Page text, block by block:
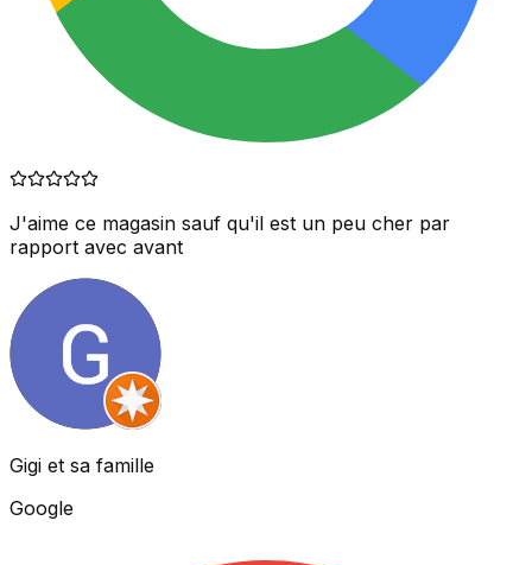
J'aime ce magasin sauf qu'il est un peu cher par
rapport avec avant
Gigi et sa famille
Google